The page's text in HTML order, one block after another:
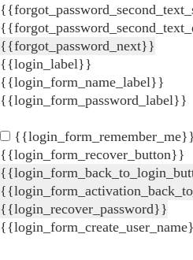
{{forgot_password_next}}
{{login_label}}
{{login_form_name_label}}
{{login_form_password_label}}
{{login_form_remember_me}}
{{login_form_recover_button}}
{{login_recover_password}}